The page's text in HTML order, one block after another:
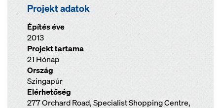
Projekt adatok
Építés éve
2013
Projekt tartama
21 Hónap
Ország
Szingapúr
Elérhetőség
277 Orchard Road, Specialist Shopping Centre,